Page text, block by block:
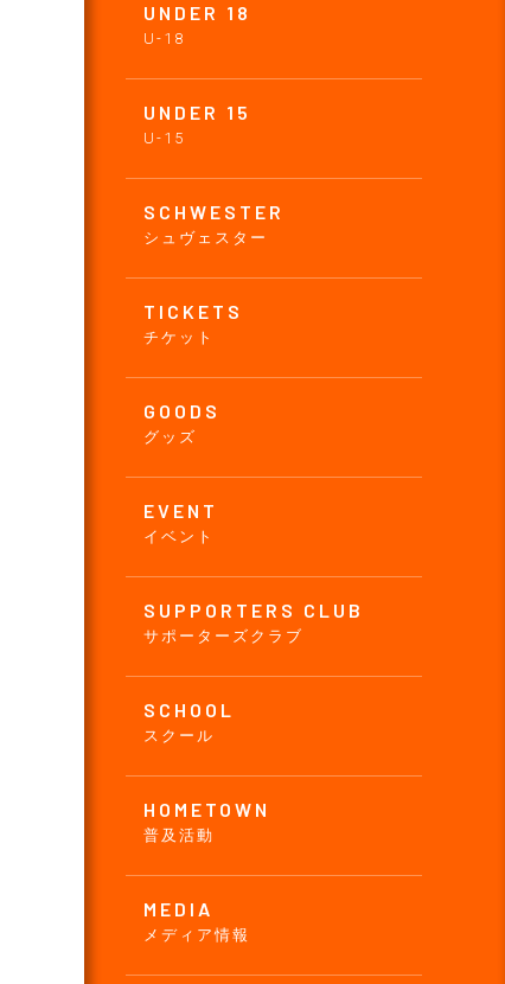
UNDER 18
U-18
UNDER 15
U-15
SCHWESTER
シュヴェスター
TICKETS
チケット
GOODS
グッズ
EVENT
イベント
SUPPORTERS CLUB
サポーターズクラブ
SCHOOL
スクール
HOMETOWN
普及活動
MEDIA
メディア情報